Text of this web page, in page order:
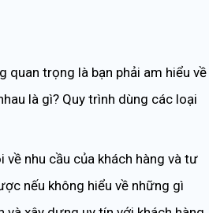
quan trọng là bạn phải am hiểu về
là gì? Quy trình dùng các loại
về nhu cầu của khách hàng và tư
nếu không hiểu về những gì